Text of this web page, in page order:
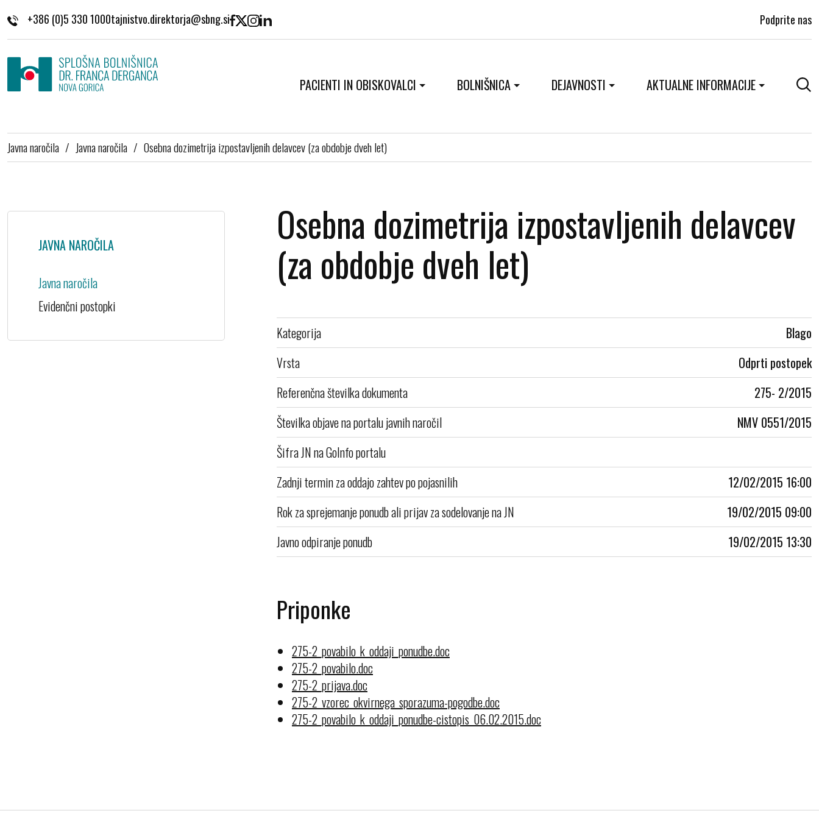
+386 (0)5 330 1000 Podprite nas
PACIENTI IN OBISKOVALCI BOLNIŠNICA DEJAVNOSTI AKTUALNE INFORMACIJE
Javna naročila / Javna naročila / Osebna dozimetrija izpostavljenih delavcev (za obdobje dveh let)
JAVNA NAROČILA
Javna naročila
Evidenčni postopki
Osebna dozimetrija izpostavljenih delavcev
(za obdobje dveh let)
Kategorija
Blago
Vrsta
Odprti postopek
Referenčna številka dokumenta
275- 2/2015
Številka objave na portalu javnih naročil
NMV 0551/2015
Šifra JN na GoInfo portalu
Zadnji termin za oddajo zahtev po pojasnilih
12/02/2015 16:00
Rok za sprejemanje ponudb ali prijav za sodelovanje na JN
19/02/2015 09:00
Javno odpiranje ponudb
19/02/2015 13:30
Priponke
275-2_povabilo_k_oddaji_ponudbe.doc
275-2_povabilo.doc
275-2_prijava.doc
275-2_vzorec_okvirnega_sporazuma-pogodbe.doc
275-2_povabilo_k_oddaji_ponudbe-cistopis_06.02.2015.doc